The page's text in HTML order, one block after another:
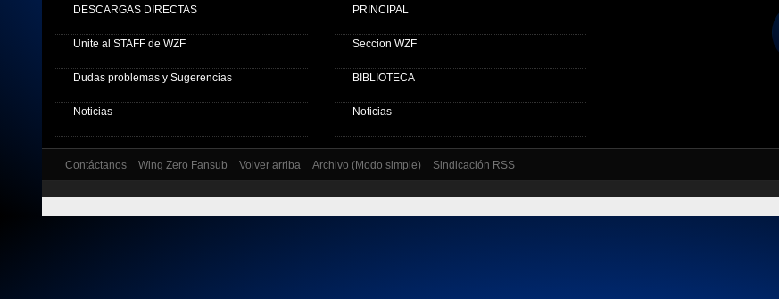
DESCARGAS DIRECTAS
Unite al STAFF de WZF
Dudas problemas y Sugerencias
Noticias
PRINCIPAL
Seccion WZF
BIBLIOTECA
Noticias
Contáctanos Wing Zero Fansub Volver arriba Archivo (Modo simple) Sindicación RSS